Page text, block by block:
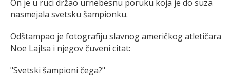
On je u ruci držao urnebesnu poruku koja je do suza
nasmejala svetsku šampionku.
Odštampao je fotografiju slavnog američkog atletičara
Noe Lajlsa i njegov čuveni citat:
"Svetski šampioni čega?"